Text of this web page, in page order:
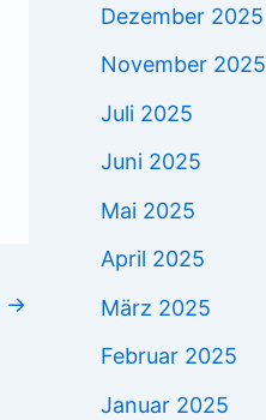
→
Dezember 2025
November 2025
Juli 2025
Juni 2025
Mai 2025
April 2025
März 2025
Februar 2025
Januar 2025